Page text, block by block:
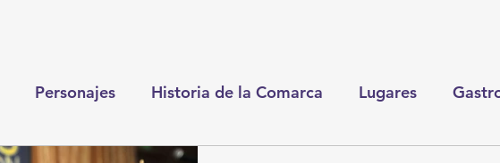
Personajes Historia de la Comarca Lugares